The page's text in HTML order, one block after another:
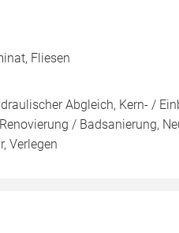
Fliesen
Abgleich, Kern- /
/ Badsanierung,
Verlegen